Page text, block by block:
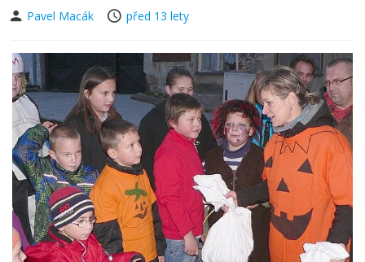
Pavel Macák
před 13 lety